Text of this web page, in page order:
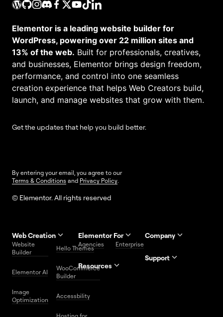
Elementor is a leading website builder for
WordPress, powering over 22 million sites and
13% of the web. Built for professionals, creatives,
and businesses, Elementor brings design freedom,
performance, and control into one seamless
creation experience that helps Web Creators build,
launch, and manage websites that grow with them.
Get the updates that help you build better.
By entering your email, you agree to our
Terms & Conditions and Privacy Policy.
© Elementor. All rights reserved
Web Creation
Website
Builder
Hello Themes
Elementor AI
WooCommerce
Builder
Image
Optimization
Accessbility
Elementor For
Agencies Enterprise
Resources
Website
Free
Company
Support